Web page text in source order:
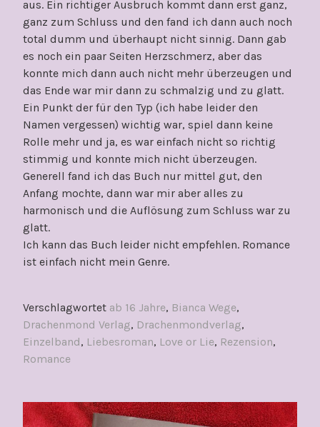
aus. Ein richtiger Ausbruch kommt dann erst ganz,
ganz zum Schluss und den fand ich dann auch noch
total dumm und überhaupt nicht sinnig. Dann gab
es noch ein paar Seiten Herzschmerz, aber das
konnte mich dann auch nicht mehr überzeugen und
das Ende war mir dann zu schmalzig und zu glatt.
Ein Punkt der für den Typ (ich habe leider den
Namen vergessen) wichtig war, spiel dann keine
Rolle mehr und ja, es war einfach nicht so richtig
stimmig und konnte mich nicht überzeugen.
Generell fand ich das Buch nur mittel gut, den
Anfang mochte, dann war mir aber alles zu
harmonisch und die Auflösung zum Schluss war zu
glatt.
Ich kann das Buch leider nicht empfehlen. Romance
ist einfach nicht mein Genre.
Verschlagwortet ab 16 Jahre, Bianca Wege,
Drachenmond Verlag, Drachenmondverlag,
Einzelband, Liebesroman, Love or Lie, Rezension,
Romance